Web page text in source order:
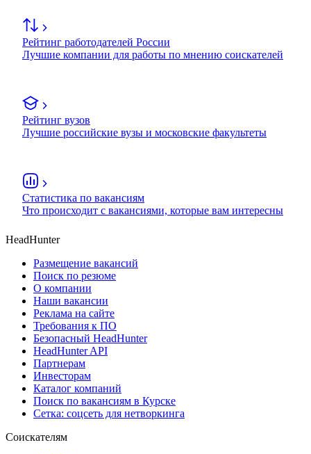
Рейтинг работодателей России
Лучшие компании для работы по мнению соискателей
Рейтинг вузов
Лучшие российские вузы и московские факультеты
Статистика по вакансиям
Что происходит с вакансиями, которые вам интересны
HeadHunter
Размещение вакансий
Поиск по резюме
О компании
Наши вакансии
Реклама на сайте
Требования к ПО
Безопасный HeadHunter
HeadHunter API
Партнерам
Инвесторам
Каталог компаний
Поиск по вакансиям в Курске
Сетка: соцсеть для нетворкинга
Соискателям